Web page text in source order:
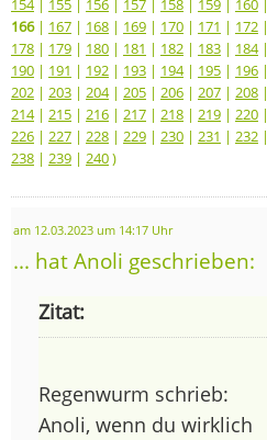
154| 155 | 156 | 157 | 158 | 159 | 160 |
166| 167 | 168 | 169 | 170 | 171 | 172 |
178 | 179 | 180 | 181 | 182 | 183 | 184|
190 | 191 | 192 | 193 | 194| 195 | 196 |
202 | 203 | 204| 205 | 206 | 207 | 208 |
214| 215 | 216 | 217 | 218 | 219 | 220 |
226 | 227 | 228 | 229 | 230 | 231 | 232 |
238 | 239 | 240)
am 12.03.2023 um 14:17 Uhr
... hat Anoli geschrieben:
Zitat:
Regenwurm schrieb:
Anoli, wenn du wirklich